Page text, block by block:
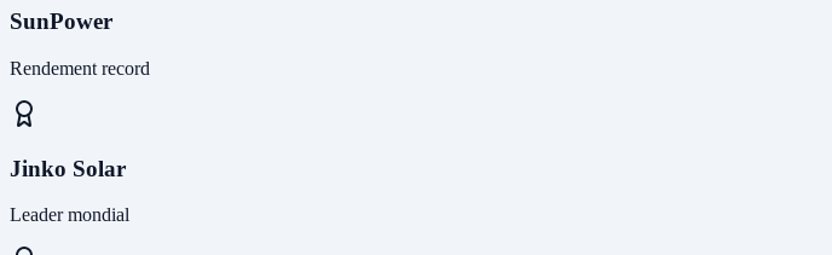
SunPower
Rendement record
Jinko Solar
Leader mondial